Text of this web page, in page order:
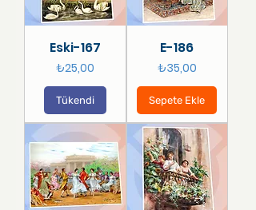
Eski-167
Fiyat
₺25,00
Tükendi
E-186
Fiyat
₺35,00
Sepete Ekle